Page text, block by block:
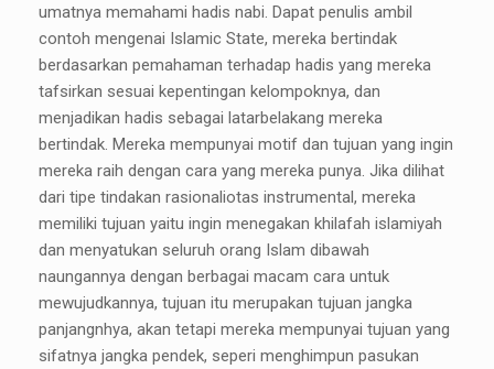
umatnya memahami hadis nabi. Dapat penulis ambil
contoh mengenai Islamic State, mereka bertindak
berdasarkan pemahaman terhadap hadis yang mereka
tafsirkan sesuai kepentingan kelompoknya, dan
menjadikan hadis sebagai latarbelakang mereka
bertindak. Mereka mempunyai motif dan tujuan yang ingin
mereka raih dengan cara yang mereka punya. Jika dilihat
dari tipe tindakan rasionaliotas instrumental, mereka
memiliki tujuan yaitu ingin menegakan khilafah islamiyah
dan menyatukan seluruh orang Islam dibawah
naungannya dengan berbagai macam cara untuk
mewujudkannya, tujuan itu merupakan tujuan jangka
panjangnhya, akan tetapi mereka mempunyai tujuan yang
sifatnya jangka pendek, seperi menghimpun pasukan